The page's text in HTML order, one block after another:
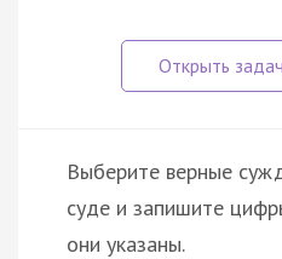
Выберите верные
суде и запишите
они указаны.